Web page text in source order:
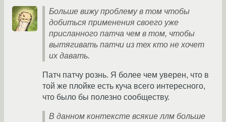
Больше вижу проблему в том чтобы
добиться применения своего уже
присланного патча чем в том, чтобы
вытягивать патчи из тех кто не хочет
их давать.
Патч патчу рознь. Я более чем уверен, что в
той же плойке есть куча всего интересного,
что было бы полезно сообществу.
В данном контексте всякие ллм больше